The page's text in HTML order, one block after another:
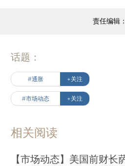
责任编辑
话题：
#通胀 +关注
#市场动态 +关注
相关阅读
【市场动态】美国前财长